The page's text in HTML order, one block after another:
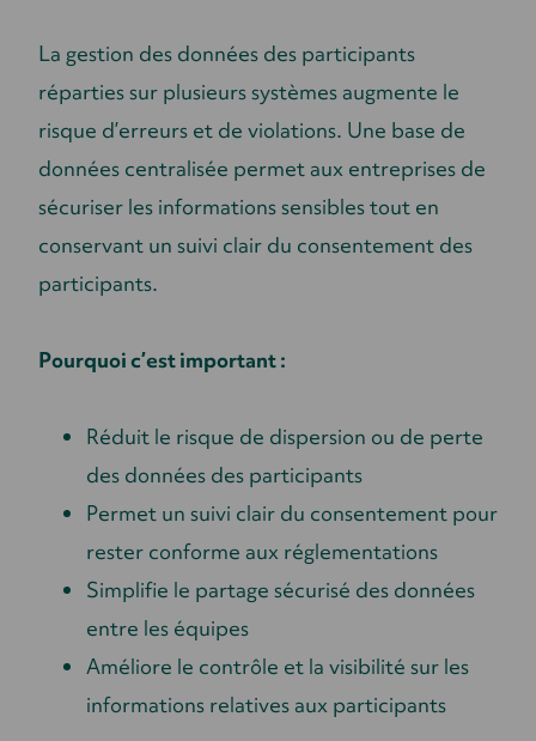
La gestion des données des participants
réparties sur plusieurs systèmes augmente le
risque d’erreurs et de violations. Une base de
données centralisée permet aux entreprises de
sécuriser les informations sensibles tout en
conservant un suivi clair du consentement des
participants.
Pourquoi c’est important :
Réduit le risque de dispersion ou de perte
des données des participants
Permet un suivi clair du consentement pour
rester conforme aux réglementations
Simplifie le partage sécurisé des données
entre les équipes
Améliore le contrôle et la visibilité sur les
informations relatives aux participants